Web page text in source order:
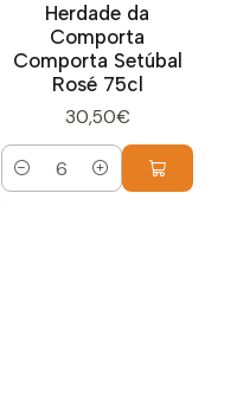
Herdade da
Comporta
Comporta Setúbal
Rosé 75cl
30,50€
Quantidade